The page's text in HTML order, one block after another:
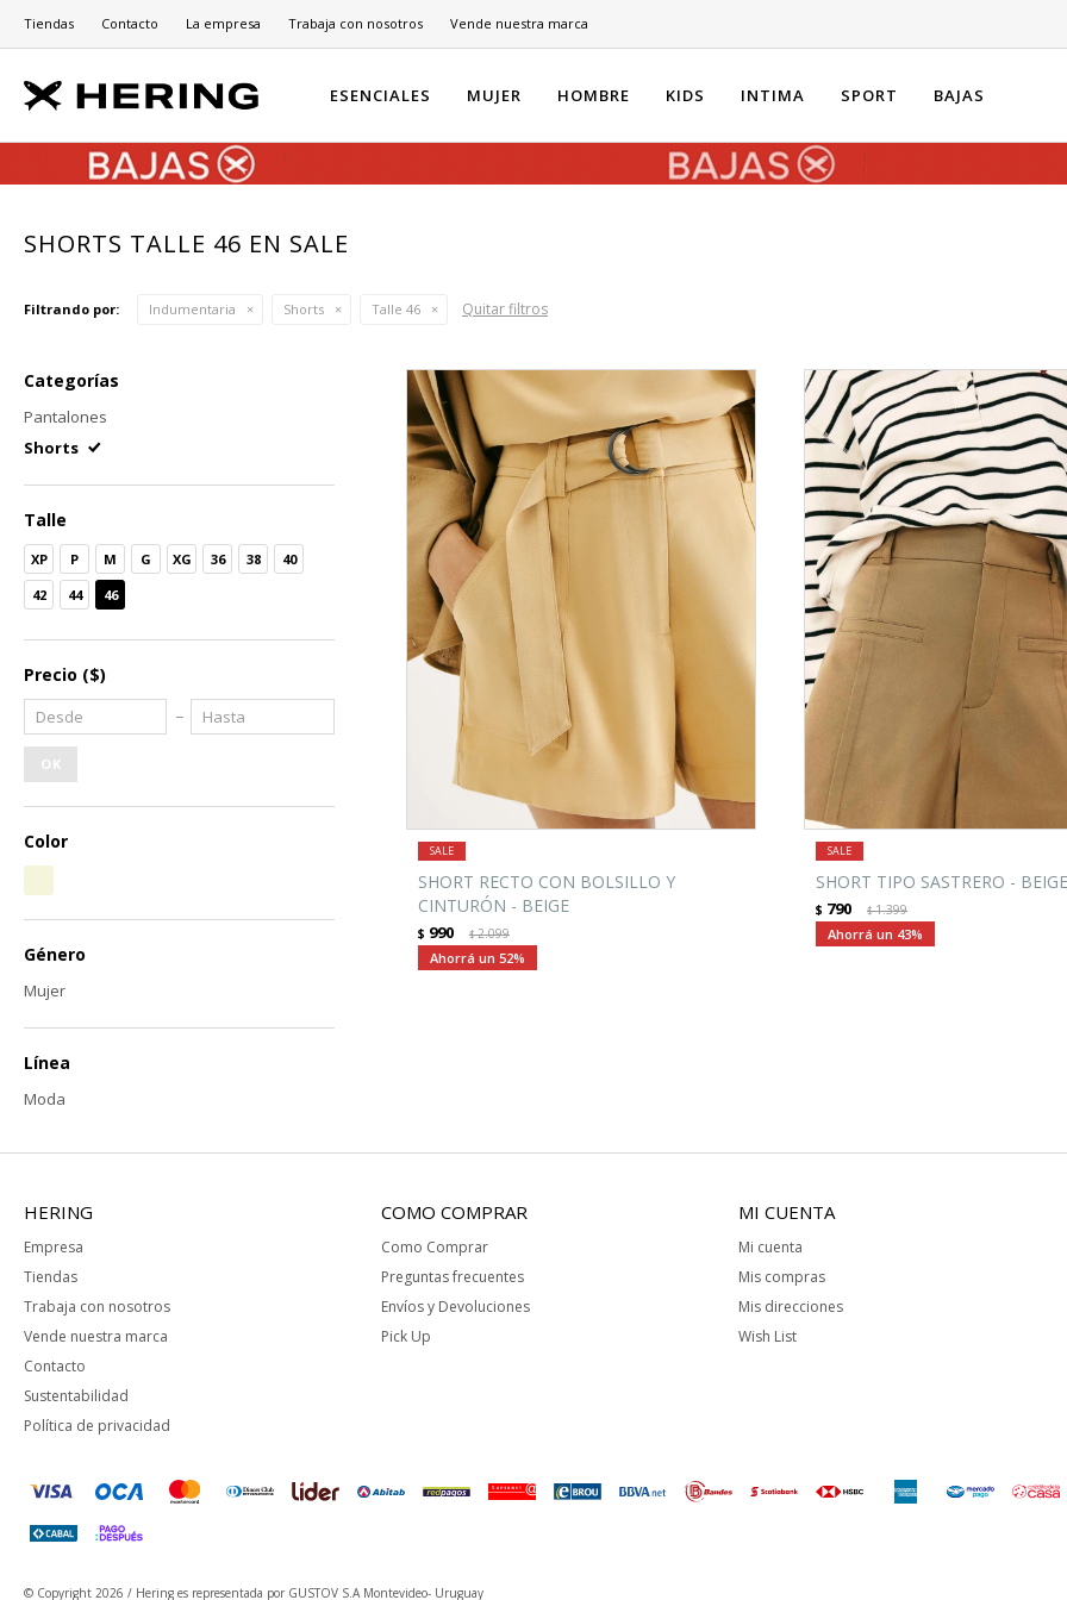
ESENCIALES MUJER HOMBRE KIDS INTIMA SPORT BAJAS
Tiendas Contacto La empresa Trabaja con nosotros Vende nuestra marca
SHORTS TALLE 46 EN SALE
Filtrando por: Indumentaria Shorts Talle 46 Quitar filtros
SHORT RECTO CON BOLSILLO Y
CINTURÓN - BEIGE
$ 990 $2.099
52
SHORT TIPO SASTRERO -
$ 790 $1.399
43
Categorías
Pantalones
Shorts
Talle
XP P M G XG 36 38
40
42
44 46
Precio ($)
OK
Color
Género
Mujer
Línea
Moda
HERING
Empresa
Tiendas
Trabaja con nosotros
Vende nuestra marca
Contacto
Sustentabilidad
Política de privacidad
COMO COMPRAR
Como Comprar
Preguntas frecuentes
Envíos y Devoluciones
Pick Up
MI CUENTA
Mi cuenta
Mis compras
Mis direcciones
Wish List
© Copyright 2026 / Hering es representada por GUSTOV S.A Montevideo- Uruguay